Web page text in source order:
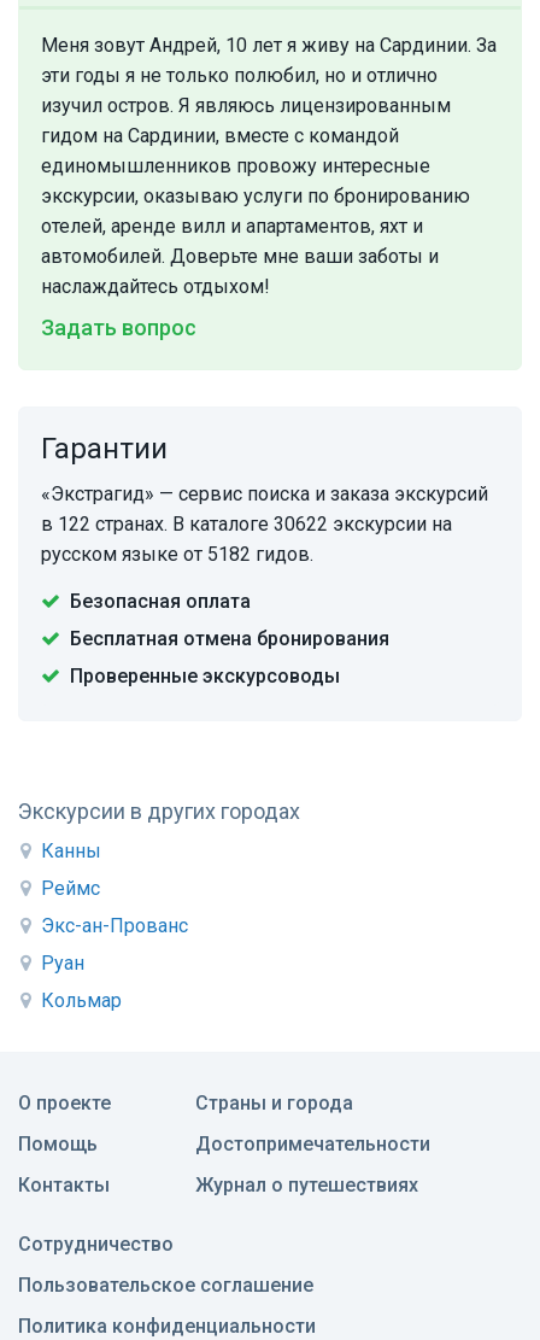
Меня зовут Андрей, 10 лет я живу на Сардинии. За
эти годы я не только полюбил, но и отлично
изучил остров. Я являюсь лицензированным
гидом на Сардинии, вместе с командой
единомышленников провожу интересные
экскурсии, оказываю услуги по бронированию
отелей, аренде вилл и апартаментов, яхт и
автомобилей. Доверьте мне ваши заботы и
наслаждайтесь отдыхом!
Задать вопрос
Гарантии
«Экстрагид» — сервис поиска и заказа экскурсий
в 122 странах. В каталоге 30622 экскурсии на
русском языке от 5182 гидов.
Безопасная оплата
Бесплатная отмена бронирования
Проверенные экскурсоводы
Экскурсии в других городах
Канны
Реймс
Экс-ан-Прованс
Руан
Кольмар
О проекте
Помощь
Контакты
Страны и города
Достопримечательности
Журнал о путешествиях
Сотрудничество
Пользовательское соглашение
Политика конфиденциальности